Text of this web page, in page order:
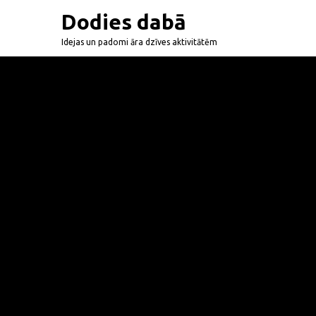
Dodies dabā
Idejas un padomi āra dzīves aktivitātēm